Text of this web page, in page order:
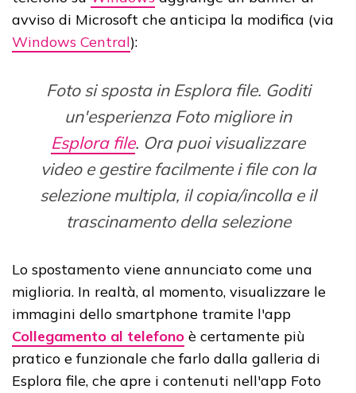
avviso di Microsoft che anticipa la modifica (via
Windows Central):
Foto si sposta in Esplora file. Goditi
un'esperienza Foto migliore in
Esplora file. Ora puoi visualizzare
video e gestire facilmente i file con la
selezione multipla, il copia/incolla e il
trascinamento della selezione
Lo spostamento viene annunciato come una
miglioria. In realtà, al momento, visualizzare le
immagini dello smartphone tramite l'app
Collegamento al telefono è certamente più
pratico e funzionale che farlo dalla galleria di
Esplora file, che apre i contenuti nell'app Foto